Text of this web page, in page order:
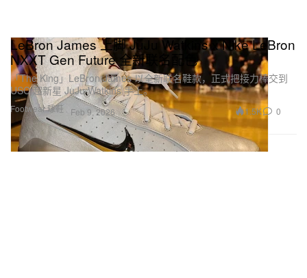
Footwear 球鞋
LeBron James 上脚 JuJu Watkins x Nike LeBron
NXXT Gen Future 全新联名配色
「The King」LeBron James 以全新联名鞋款，正式把接力棒交到
USC 超新星 JuJu Watkins 手上。
Feb 9, 2026 1.5K 0